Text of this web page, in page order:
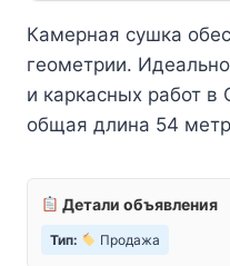
Камерная сушка
геометрии.
и каркасных работ в
общая длина 54
Детали объявления
Тип: Продажа